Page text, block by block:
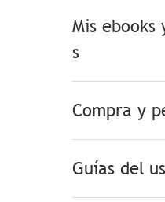
Mis ebooks
s
Compra y
Guías del